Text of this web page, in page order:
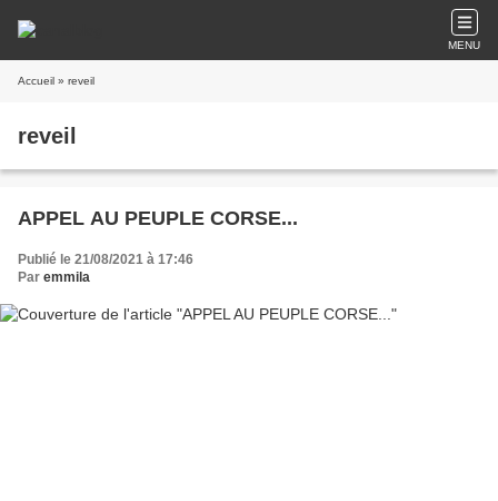
MENU
Accueil » reveil
reveil
APPEL AU PEUPLE CORSE...
Publié le 21/08/2021 à 17:46
Par emmila